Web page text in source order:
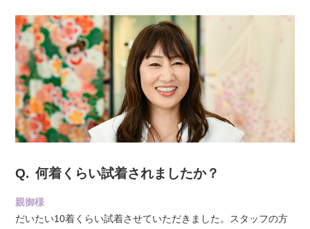
何着くらい試着されましたか？
親御様
だいたい10着くらい試着させていただきました。スタッフの方